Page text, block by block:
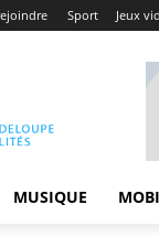
Sport Jeux
MUSIQUE